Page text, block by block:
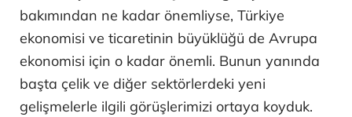
bakımından ne kadar önemliyse, Türkiye
ekonomisi ve ticaretinin büyüklüğü de Avrupa
ekonomisi için o kadar önemli. Bunun yanında
başta çelik ve diğer sektörlerdeki yeni
gelişmelerle ilgili görüşlerimizi ortaya koyduk.